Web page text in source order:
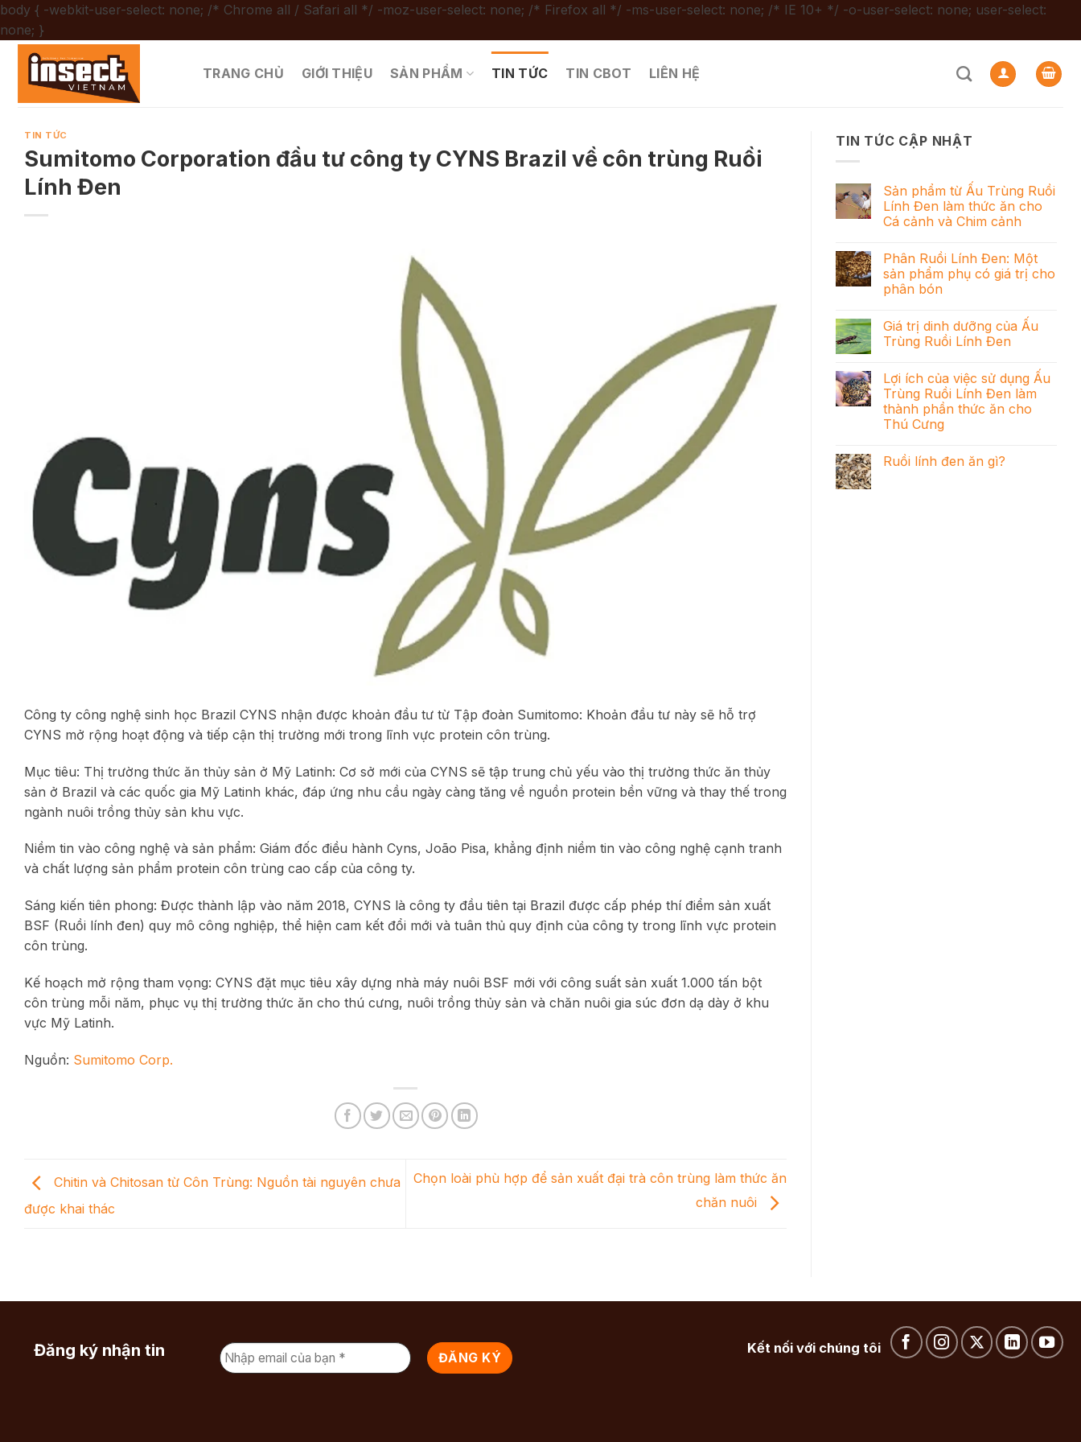
body { -webkit-user-select: none; /* Chrome all / Safari all */ -moz-user-select: none; /* Firefox all */ -ms-user-select: none; /* IE 10+ */ -o-user-select: none; user-select:
none; }
đến
nội
dung
TRANG CHỦ GIỚI THIỆU SẢN PHẨM TIN TỨC TIN CBOT LIÊN HỆ
TIN TỨC
Sumitomo Corporation đầu tư công ty CYNS Brazil về côn trùng Ruồi
Lính Đen
Công ty công nghệ sinh học Brazil CYNS nhận được khoản đầu tư từ Tập đoàn Sumitomo: Khoản đầu tư này sẽ hỗ trợ
CYNS mở rộng hoạt động và tiếp cận thị trường mới trong lĩnh vực protein côn trùng.
Mục tiêu: Thị trường thức ăn thủy sản ở Mỹ Latinh: Cơ sở mới của CYNS sẽ tập trung chủ yếu vào thị trường thức ăn thủy
sản ở Brazil và các quốc gia Mỹ Latinh khác, đáp ứng nhu cầu ngày càng tăng về nguồn protein bền vững và thay thế trong
ngành nuôi trồng thủy sản khu vực.
Niềm tin vào công nghệ và sản phẩm: Giám đốc điều hành Cyns, João Pisa, khẳng định niềm tin vào công nghệ cạnh tranh
và chất lượng sản phẩm protein côn trùng cao cấp của công ty.
Sáng kiến tiên phong: Được thành lập vào năm 2018, CYNS là công ty đầu tiên tại Brazil được cấp phép thí điểm sản xuất
BSF (Ruồi lính đen) quy mô công nghiệp, thể hiện cam kết đổi mới và tuân thủ quy định của công ty trong lĩnh vực protein
côn trùng.
Kế hoạch mở rộng tham vọng: CYNS đặt mục tiêu xây dựng nhà máy nuôi BSF mới với công suất sản xuất 1.000 tấn bột
côn trùng mỗi năm, phục vụ thị trường thức ăn cho thú cưng, nuôi trồng thủy sản và chăn nuôi gia súc đơn dạ dày ở khu
vực Mỹ Latinh.
Nguồn: Sumitomo Corp.
Chitin và Chitosan từ Côn Trùng: Nguồn tài nguyên chưa
được khai thác
Chọn loài phù hợp để sản xuất đại trà côn trùng làm thức ăn
chăn nuôi
TIN TỨC CẬP NHẬT
Sản phẩm từ Ấu Trùng Ruồi
Lính Đen làm thức ăn cho
Cá cảnh và Chim cảnh
Phân Ruồi Lính Đen: Một
sản phẩm phụ có giá trị cho
phân bón
Giá trị dinh dưỡng của Ấu
Trùng Ruồi Lính Đen
Lợi ích của việc sử dụng Ấu
Trùng Ruồi Lính Đen làm
thành phần thức ăn cho
Thú Cưng
Ruồi lính đen ăn gì?
Đăng ký nhận tin Kết nối với chúng tôi